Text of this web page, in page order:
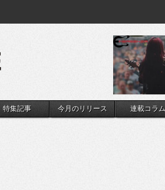
特集記事 今月のリリース 連載コラム